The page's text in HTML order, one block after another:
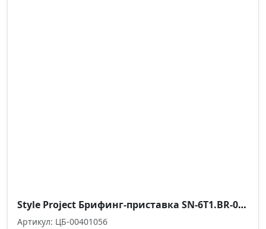
Style Project Брифинг-приставка SN-6T1.BR-003 Вяз Благородный/Металл Антрацит 980*600*750
Артикул: ЦБ-00401056